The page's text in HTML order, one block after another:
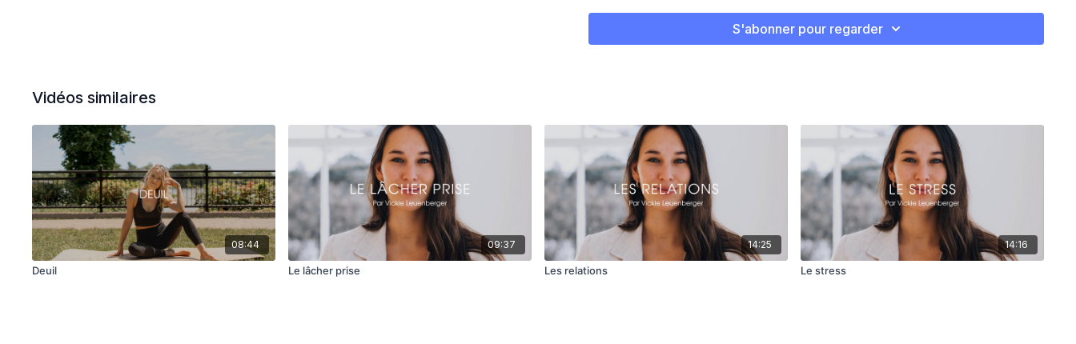
S'abonner pour regarder
Vidéos similaires
08:44
Deuil
09:37
Le lâcher prise
14:25
Les relations
14:16
Le stress